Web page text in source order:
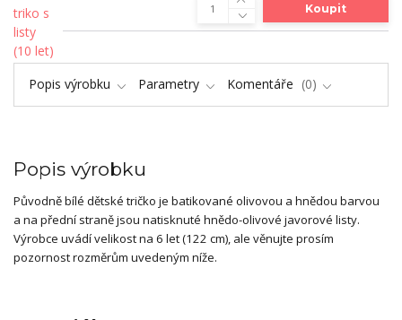
Koupit
Popis výrobku Parametry Komentáře 0
Popis výrobku
Původně bílé dětské tričko je batikované olivovou a hnědou barvou
a na přední straně jsou natisknuté hnědo-olivové javorové listy.
Výrobce uvádí velikost na 6 let (122 cm), ale věnujte prosím
pozornost rozměrům uvedeným níže.